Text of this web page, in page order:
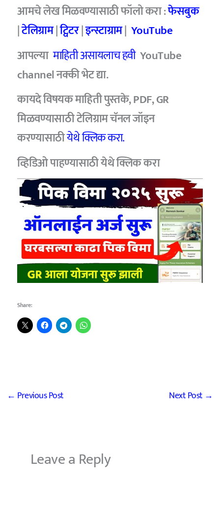
आमचे लेख मिळवण्यासाठी फॉलो करा :फेसबुक
|टेलिग्राम|ट्विटर|इन्स्टाग्राम| YouTube
आपल्यामाहिती असायलाच हवी YouTube
channel नक्की भेट द्या.
कायदे विषयक माहिती पुस्तके, PDF, GR
मिळवण्यासाठी टेलिग्राम चॅनल जॉइन
करण्यासाठीयेथे क्लिक करा.
व्हिडिओ पाहण्यासाठीयेथे क्लिक करा
Share:
← Previous Post Next Post →
Leave a Reply